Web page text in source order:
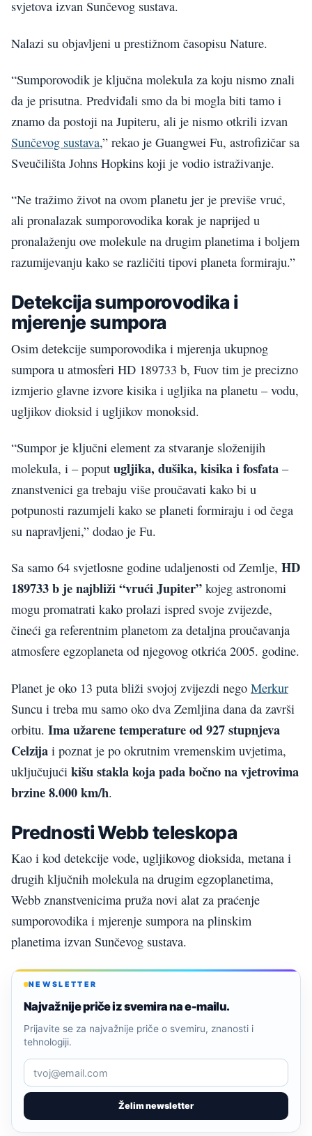
svjetova izvan Sunčevog sustava.
Nalazi su objavljeni u prestižnom časopisu Nature.
“Sumporovodik je ključna molekula za koju nismo znali
da je prisutna. Predviđali smo da bi mogla biti tamo i
znamo da postoji na Jupiteru, ali je nismo otkrili izvan
Sunčevog sustava,” rekao je Guangwei Fu, astrofizičar sa
Sveučilišta Johns Hopkins koji je vodio istraživanje.
“Ne tražimo život na ovom planetu jer je previše vruć,
ali pronalazak sumporovodika korak je naprijed u
pronalaženju ove molekule na drugim planetima i boljem
razumijevanju kako se različiti tipovi planeta formiraju.”
Detekcija sumporovodika i
mjerenje sumpora
Osim detekcije sumporovodika i mjerenja ukupnog
sumpora u atmosferi HD 189733 b, Fuov tim je precizno
izmjerio glavne izvore kisika i ugljika na planetu – vodu,
ugljikov dioksid i ugljikov monoksid.
“Sumpor je ključni element za stvaranje složenijih
molekula, i – poput ugljika, dušika, kisika i fosfata –
znanstvenici ga trebaju više proučavati kako bi u
potpunosti razumjeli kako se planeti formiraju i od čega
su napravljeni,” dodao je Fu.
Sa samo 64 svjetlosne godine udaljenosti od Zemlje, HD
189733 b je najbliži “vrući Jupiter” kojeg astronomi
mogu promatrati kako prolazi ispred svoje zvijezde,
čineći ga referentnim planetom za detaljna proučavanja
atmosfere egzoplaneta od njegovog otkrića 2005. godine.
Planet je oko 13 puta bliži svojoj zvijezdi nego Merkur
Suncu i treba mu samo oko dva Zemljina dana da završi
orbitu. Ima užarene temperature od 927 stupnjeva
Celzija i poznat je po okrutnim vremenskim uvjetima,
uključujući kišu stakla koja pada bočno na vjetrovima
brzine 8.000 km/h.
Prednosti Webb teleskopa
Kao i kod detekcije vode, ugljikovog dioksida, metana i
drugih ključnih molekula na drugim egzoplanetima,
Webb znanstvenicima pruža novi alat za praćenje
sumporovodika i mjerenje sumpora na plinskim
planetima izvan Sunčevog sustava.
NEWSLETTER
Najvažnije priče iz svemira na e-mailu.
Želim newsletter
Prijavite se za najvažnije priče o svemiru, znanosti i
tehnologiji.